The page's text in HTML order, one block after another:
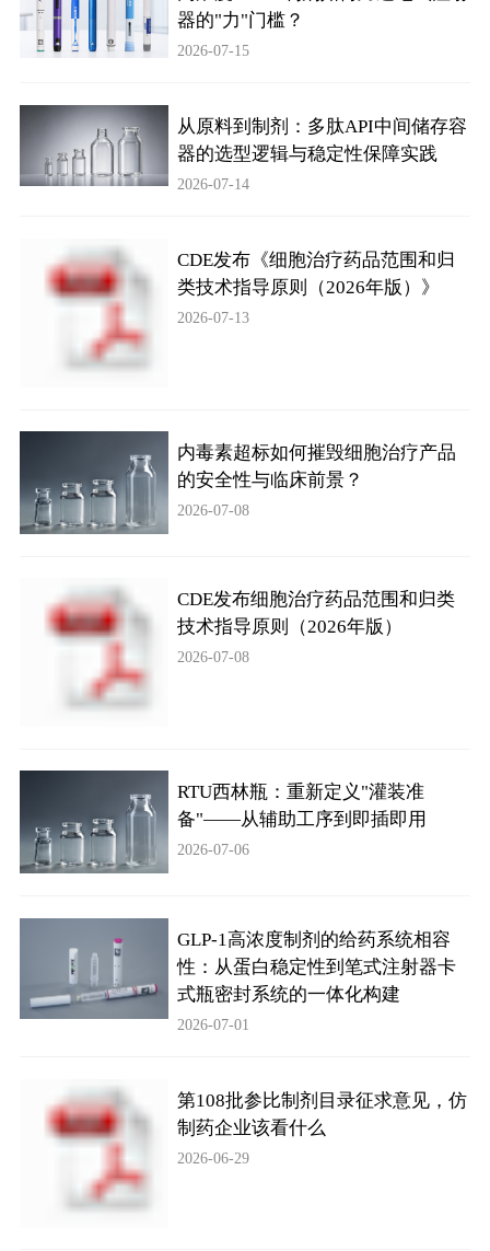
器的"力"门槛？
2026-07-15
从原料到制剂：多肽API中间储存容
器的选型逻辑与稳定性保障实践
2026-07-14
CDE发布《细胞治疗药品范围和归
类技术指导原则（2026年版）》
2026-07-13
内毒素超标如何摧毁细胞治疗产品
的安全性与临床前景？
2026-07-08
CDE发布细胞治疗药品范围和归类
技术指导原则（2026年版）
2026-07-08
RTU西林瓶：重新定义"灌装准
备"——从辅助工序到即插即用
2026-07-06
GLP-1高浓度制剂的给药系统相容
性：从蛋白稳定性到笔式注射器卡
式瓶密封系统的一体化构建
2026-07-01
第108批参比制剂目录征求意见，仿
制药企业该看什么
2026-06-29